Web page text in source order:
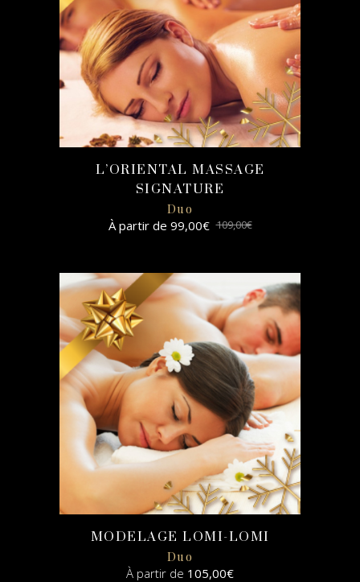
L’ORIENTAL MASSAGE
SIGNATURE
Duo
À partir de 99,00€ 109,00€
SELECT
OPTIONS
MODELAGE LOMI-LOMI
Duo
À partir de 105,00€